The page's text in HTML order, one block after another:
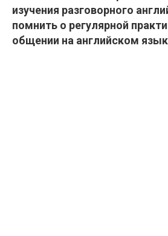
изучения разговорного
помнить о регулярной
общении на английском